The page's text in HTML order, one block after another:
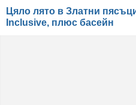
Цяло лято в Златни
Inclusive, плюс басейн